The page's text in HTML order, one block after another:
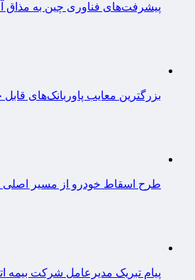
پیشرفت‌های فناوری چین به مذاق
بزرگترین معایب پاوربانک‌های
طرح اسقاط خودرو از مسیر
پیام تبریک مدیرعامل شرکت بیمه